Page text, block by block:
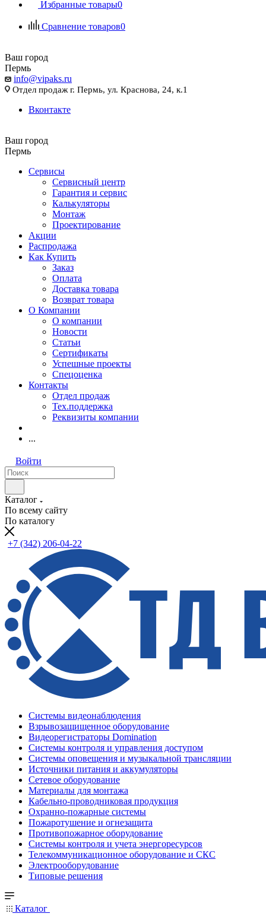
Избранные товары0
Сравнение товаров0
Ваш город
Пермь
info@vipaks.ru
Отдел продаж г. Пермь, ул. Краснова, 24, к.1
Вконтакте
Ваш город
Пермь
Сервисы
Сервисный центр
Гарантия и сервис
Калькуляторы
Монтаж
Проектирование
Акции
Распродажа
Как Купить
Заказ
Оплата
Доставка товара
Возврат товара
О Компании
О компании
Новости
Статьи
Сертификаты
Успешные проекты
Спецоценка
Контакты
Отдел продаж
Тех.поддержка
Реквизиты компании
...
Войти
Каталог
По всему сайту
По каталогу
+7 (342) 206-04-22
Системы видеонаблюдения
Взрывозащищенное оборудование
Видеорегистраторы Domination
Системы контроля и управления доступом
Системы оповещения и музыкальной трансляции
Источники питания и аккумуляторы
Сетевое оборудование
Материалы для монтажа
Кабельно-проводниковая продукция
Охранно-пожарные системы
Пожаротушение и огнезащита
Противопожарное оборудование
Системы контроля и учета энергоресурсов
Телекоммуникационное оборудование и СКС
Электрооборудование
Типовые решения
Каталог